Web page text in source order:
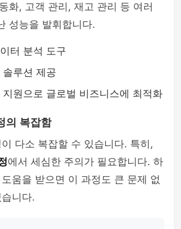
화, 고객 관리, 재고 관리 등 여러
성능을 발휘합니다.
터 분석 도구
솔루션 제공
지원으로 글로벌 비즈니스에 최적화
의 복잡함
다소 복잡할 수 있습니다. 특히,
에서 세심한 주의가 필요합니다. 하
움을 받으면 이 과정도 큰 문제 없
니다.